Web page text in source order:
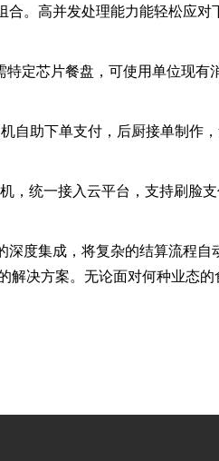
。高并发处理能力能轻松应
定芯片餐盘，可使用单位现
自助下单支付，后厨接单制作
，统一接入云平台，支持刷脸
度集成，将复杂的结算流程
决方案。无论面对何种业态